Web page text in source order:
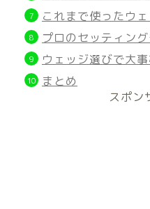
これまで使ったウ
プロのセッティン
ウェッジ選びで大
まとめ
スポン